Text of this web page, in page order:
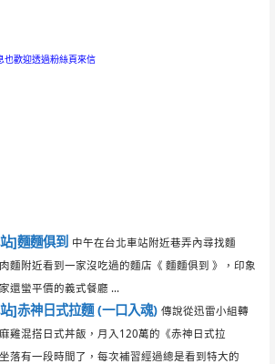
也歡迎透過粉絲頁來信
]麵麵俱到 中午在台北車站附近巷弄內尋找麵
麵附近看到一家沒吃過的麵店《 麵麵俱到 》，印象
還蠻平價的義式餐廳 ...
]赤神日式拉麵 (一口入魂) 傳說從迅雷小組轉
雞混搭日式丼飯，月入120萬的《赤神日式拉
落有一段時間了，每次補習經過總是看到特大的